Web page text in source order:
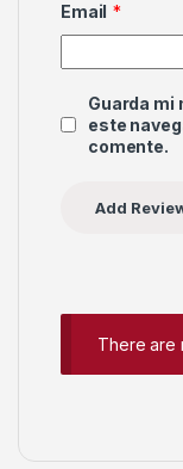
Email *
Guarda mi
este
comente.
There are